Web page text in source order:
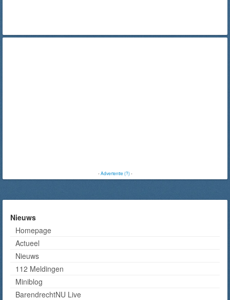
-Advertentie (?)-
Nieuws
Homepage
Actueel
Nieuws
112 Meldingen
Miniblog
BarendrechtNU Live